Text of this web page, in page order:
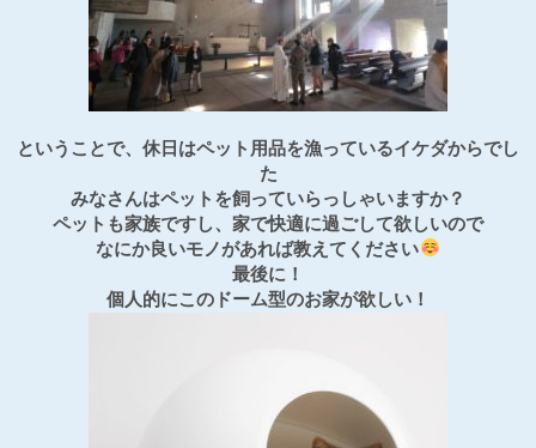
ということで、休日はペット用品を漁っているイケダからでし
た
みなさんはペットを飼っていらっしゃいますか？
ペットも家族ですし、家で快適に過ごして欲しいので
なにか良いモノがあれば教えてください
最後に！
個人的にこのドーム型のお家が欲しい！